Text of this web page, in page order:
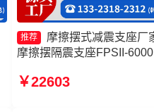
推荐
摩擦摆式减震支座厂
摩擦摆隔震支座FPSII-
厂家 摩擦摆支座-15.0ZX支
￥22603